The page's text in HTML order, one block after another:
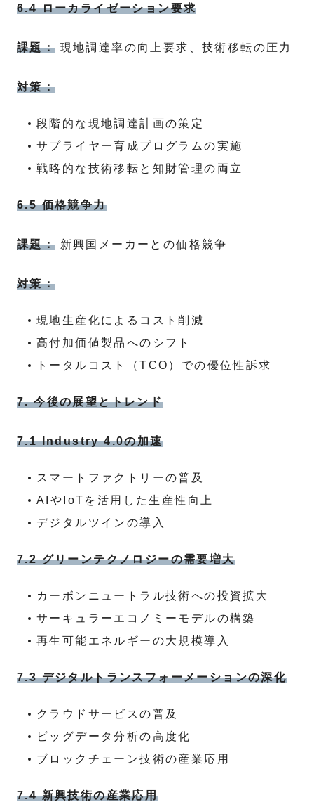
6.4 ローカライゼーション要求
課題： 現地調達率の向上要求、技術移転の圧力
対策：
段階的な現地調達計画の策定
サプライヤー育成プログラムの実施
戦略的な技術移転と知財管理の両立
6.5 価格競争力
課題： 新興国メーカーとの価格競争
対策：
現地生産化によるコスト削減
高付加価値製品へのシフト
トータルコスト（TCO）での優位性訴求
7. 今後の展望とトレンド
7.1 Industry 4.0の加速
スマートファクトリーの普及
AIやIoTを活用した生産性向上
デジタルツインの導入
7.2 グリーンテクノロジーの需要増大
カーボンニュートラル技術への投資拡大
サーキュラーエコノミーモデルの構築
再生可能エネルギーの大規模導入
7.3 デジタルトランスフォーメーションの深化
クラウドサービスの普及
ビッグデータ分析の高度化
ブロックチェーン技術の産業応用
7.4 新興技術の産業応用